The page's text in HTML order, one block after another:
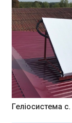
Геліосистема